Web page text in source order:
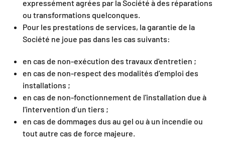
expressément agrées par la Société à des réparations
ou transformations quelconques.
Pour les prestations de services, la garantie de la
Société ne joue pas dans les cas suivants:
en cas de non-exécution des travaux d'entretien ;
en cas de non-respect des modalités d’emploi des
installations ;
en cas de non-fonctionnement de l'installation due à
l'intervention d’un tiers ;
en cas de dommages dus au gel ou à un incendie ou
tout autre cas de force majeure.